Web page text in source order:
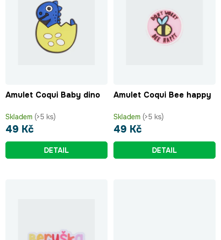
k
t
ů
Amulet Coqui Baby dino
Skladem (>5 ks)
49 Kč
DETAIL
Amulet Coqui Bee happy
Skladem (>5 ks)
49 Kč
DETAIL